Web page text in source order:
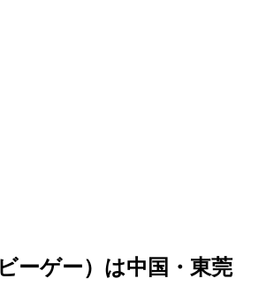
ーゲー）は中国・東莞